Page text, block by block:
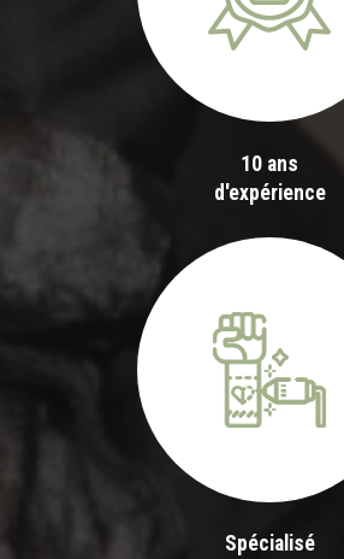
10 ans
d'expérience
Spécialisé